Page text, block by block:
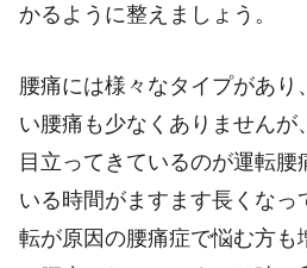
かるように整えましょう。
腰痛には様々なタイプがあり
い腰痛も少なくありませんが
目立ってきているのが運転腰
いる時間がますます長くなっ
転が原因の腰痛症で悩む方も